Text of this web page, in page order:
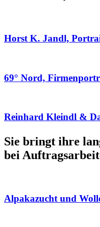
Horst K. Jandl,
69° Nord,
Reinhard Kleindl &
Sie bringt ihre
bei
Alpakazucht und